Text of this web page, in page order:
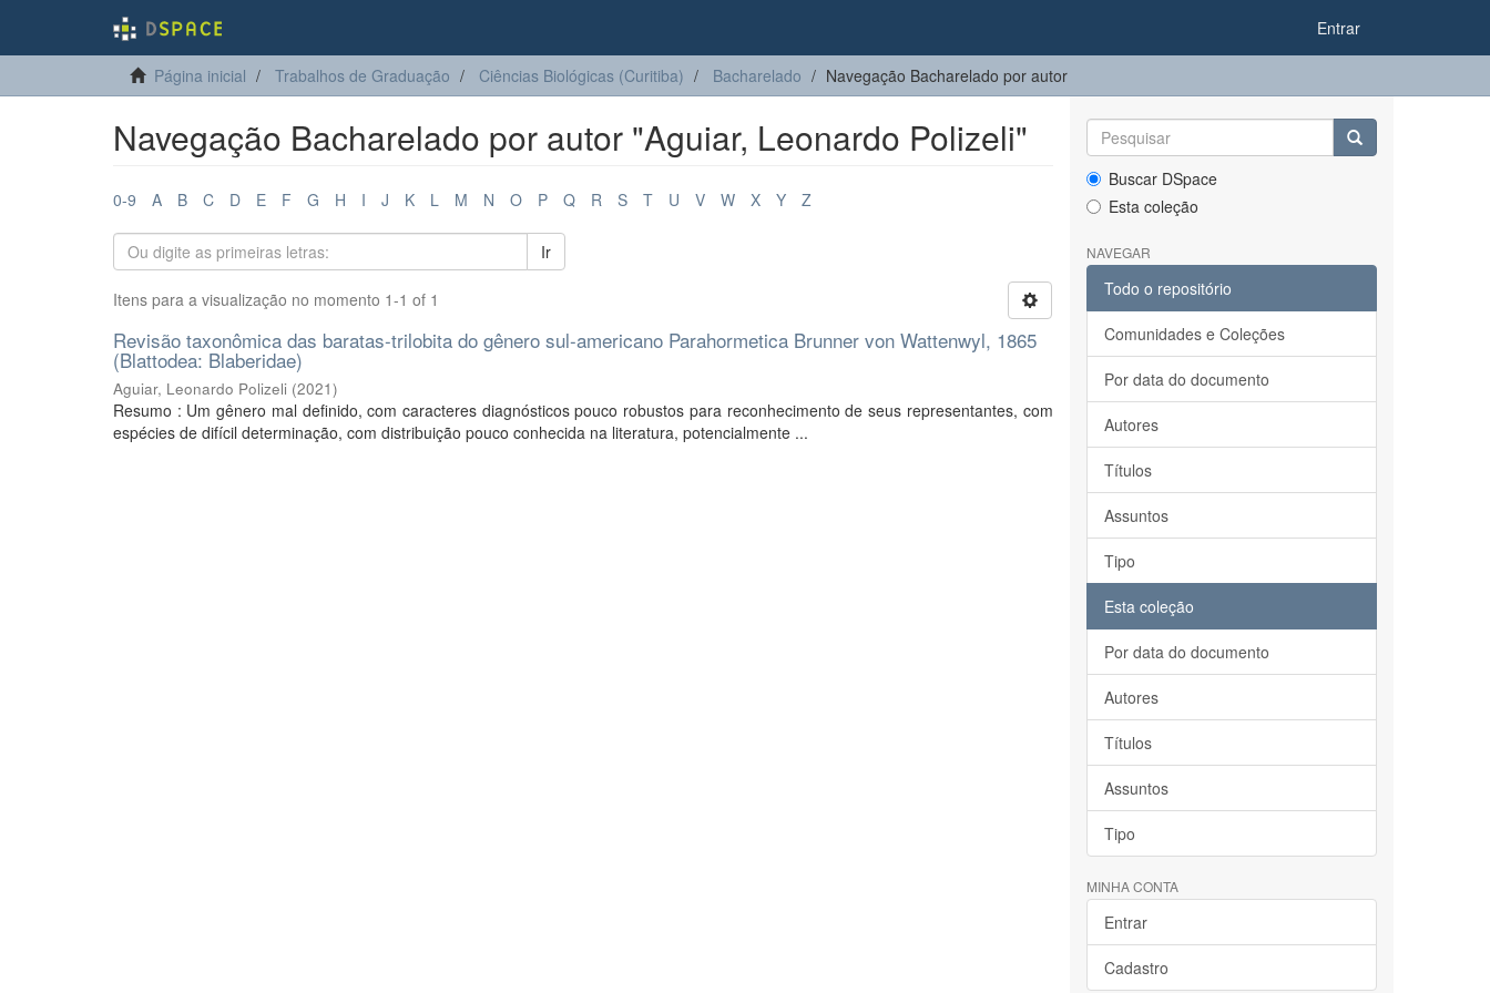
Entrar
Página inicial Trabalhos de Graduação Ciências Biológicas (Curitiba) Bacharelado Navegação Bacharelado por autor
Navegação Bacharelado por autor "Aguiar, Leonardo Polizeli"
0-9 A B C D E F G H I J K L M N O P Q R S T U V W X Y Z
Ir
Itens para a visualização no momento 1-1 of 1
Revisão taxonômica das baratas-trilobita do gênero sul-americano Parahormetica Brunner von Wattenwyl, 1865
(Blattodea: Blaberidae)
Aguiar, Leonardo Polizeli (2021)
Resumo : Um gênero mal definido, com caracteres diagnósticos pouco robustos para reconhecimento de seus representantes, com
espécies de difícil determinação, com distribuição pouco conhecida na literatura, potencialmente ...
Buscar DSpace
Esta coleção
NAVEGAR
Todo o repositório
Comunidades e Coleções
Por data do documento
Autores
Títulos
Assuntos
Tipo
Esta coleção
Por data do documento
Autores
Títulos
Assuntos
Tipo
MINHA CONTA
Entrar
Cadastro